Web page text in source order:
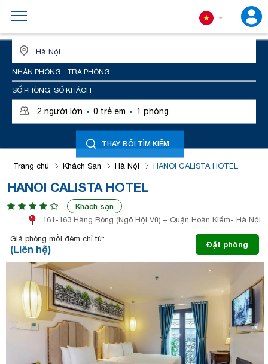
NHẬN PHÒNG - TRẢ PHÒNG
SỐ PHÒNG, SỐ KHÁCH
2 người lớn · 0 trẻ em · 1 phòng
THAY ĐỔI TÌM KIẾM
Trang chủ Khách Sạn Hà Nội HANOI CALISTA HOTEL
HANOI CALISTA HOTEL
Khách sạn
161-163 Hàng Bông (Ngõ Hội Vũ) – Quận Hoàn Kiếm- Hà Nội
Giá phòng mỗi đêm chỉ từ:
(Liên hệ) Đặt phòng